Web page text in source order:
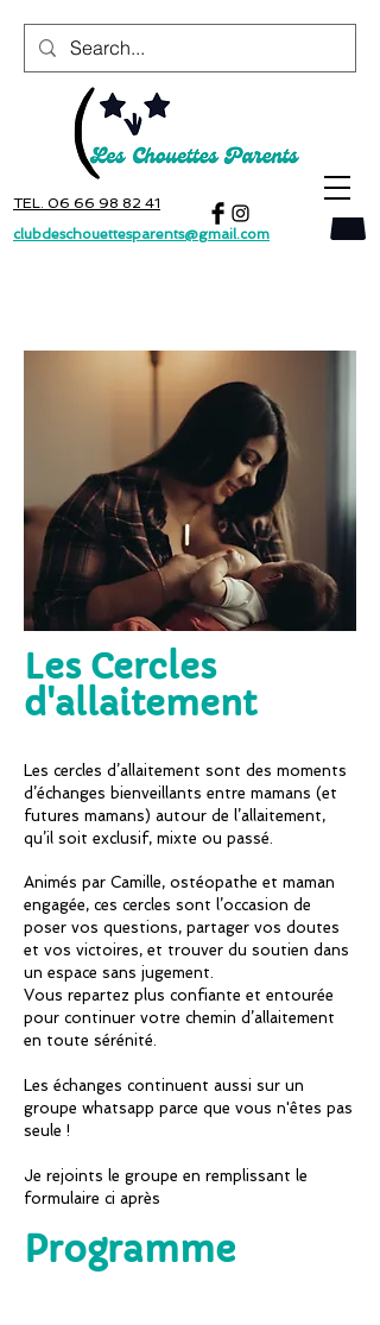
TEL. 06 66 98 82 41
clubdeschouettesparents@gmail.com
Les Cercles
d'allaitement
Les cercles d’allaitement sont des moments
d’échanges bienveillants entre mamans (et
futures mamans) autour de l’allaitement,
qu’il soit exclusif, mixte ou passé.
Animés par Camille, ostéopathe et maman
engagée, ces cercles sont l’occasion de
poser vos questions, partager vos doutes
et vos victoires, et trouver du soutien dans
un espace sans jugement.
Vous repartez plus confiante et entourée
pour continuer votre chemin d’allaitement
en toute sérénité.
Les échanges continuent aussi sur un
groupe whatsapp parce que vous n'êtes pas
seule !
Je rejoints le groupe en remplissant le
formulaire ci après
Programme